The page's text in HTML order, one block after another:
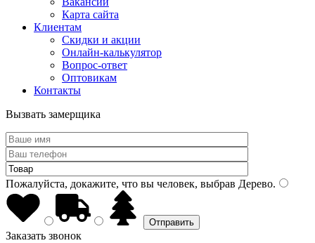
Карта сайта
Клиентам
Скидки и акции
Онлайн-калькулятор
Вопрос-ответ
Оптовикам
Контакты
Вызвать замерщика
Пожалуйста, докажите, что вы человек, выбрав Дерево.
Заказать звонок